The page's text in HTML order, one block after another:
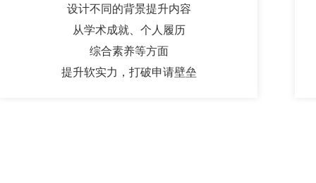
设计不同的背景提升内容
从学术成就、个人履历
综合素养等方面
提升软实力，打破申请壁垒